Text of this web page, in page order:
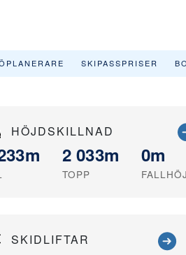
SKIPASSPRISER
HÖJDSKILLNAD
2 033m
TOPP
0m
SKIDLIFTAR